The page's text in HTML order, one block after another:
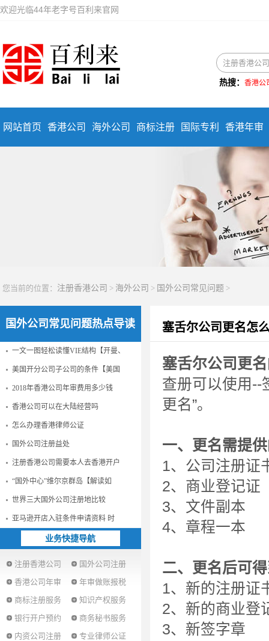
欢迎光临44年老字号百利来官网
热搜： 香港公
网站首页 香港公司 海外公司 商标注册 国际专利 香港年审
您当前的位置： 注册香港公司 > 海外公司 > 国外公司常见问题 >
国外公司常见问题热点导读
一文一图轻松读懂VIE结构【开曼、
美国开分公司子公司的条件【美国
2018年香港公司年审费用多少钱
香港公司可以在大陆经营吗
怎么办理香港律师公证
国外公司注册益处
注册香港公司需要本人去香港开户
“国外中心”维尔京群岛【解读如
世界三大国外公司注册地比较
亚马逊开店入驻条件申请资料 时
业务快捷导航
注册香港公司
国外公司注册
香港公司年审
年审做账报税
商标注册服务
知识产权服务
银行开户预约
商务秘书服务
内资公司注册
专业律师公证
塞舌尔公司更名怎
塞舌尔公司更
查册可以使用--
更名”。
一、 更名需提
1、公司注册证
2、商业登记证
3、文件副本
4、章程一本
二、 更名后可
1、新的注册证
2、新的商业登
3、新签字章